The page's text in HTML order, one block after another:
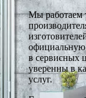
Мы работаем
официальную
в сервисных
уверенны в
услуг.